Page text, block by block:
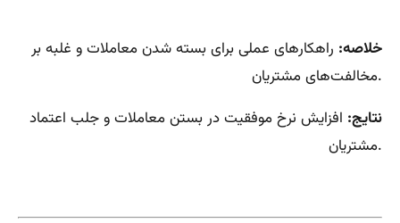
خلاصه: راهکارهای عملی برای بسته شدن معاملات و غلبه بر
مخالفت‌های مشتریان.
نتایج: افزایش نرخ موفقیت در بستن معاملات و جلب اعتماد
مشتریان.